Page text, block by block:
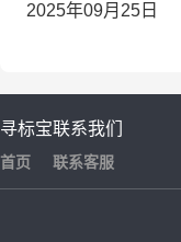
2025年09月25日
寻标宝
首页
联系我们
联系客服